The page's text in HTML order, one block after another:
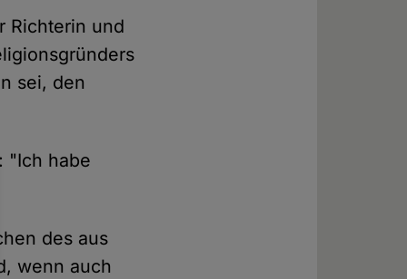
Richterin und
sei, den
"Ich habe
des aus
wenn auch